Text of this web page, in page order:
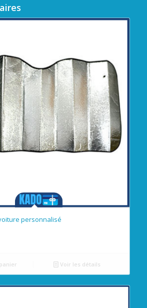
personnalisé
Voir les détails